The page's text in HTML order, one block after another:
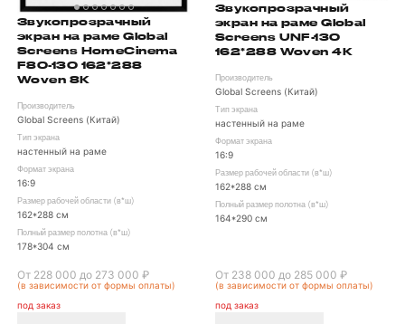
Звукопрозрачный
экран на раме Global
Screens HomeCinema
F80-130 162*288
Woven 8K
Производитель
Global Screens (Китай)
Тип экрана
настенный на раме
Формат экрана
16:9
Размер рабочей области (в*ш)
162*288 см
Полный размер полотна (в*ш)
178*304 см
От 228 000 до 273 000 ₽
(в зависимости от формы оплаты)
под заказ
Звукопрозрачный
экран на раме Global
Screens UNF-130
162*288 Woven 4K
Производитель
Global Screens (Китай)
Тип экрана
настенный на раме
Формат экрана
16:9
Размер рабочей области (в*ш)
162*288 см
Полный размер полотна (в*ш)
164*290 см
От 238 000 до 285 000 ₽
(в зависимости от формы оплаты)
под заказ